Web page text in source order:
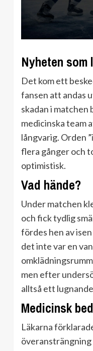
Nyheten som
Det kom ett
fansen att andas
skadan i
medicinska team
långvarig. Orden
flera gånger och
optimistisk.
Vad hände?
Under matchen
och fick tydlig
fördes hen av
det inte var en
men efter
alltså ett
Medicinsk
Läkarna
överansträngning